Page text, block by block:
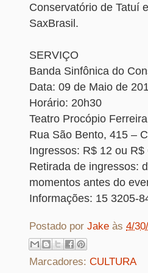
Conservatório de Tatuí
SaxBrasil.
SERVIÇO
Banda Sinfônica do
Data: 09 de Maio de
Horário: 20h30
Teatro Procópio Ferreira
Rua São Bento, 415 –
Ingressos: R$ 12 ou
Retirada de ingressos:
momentos antes do
Informações: 15 3205-
Postado por Jake às 4/
Marcadores: CULTURA